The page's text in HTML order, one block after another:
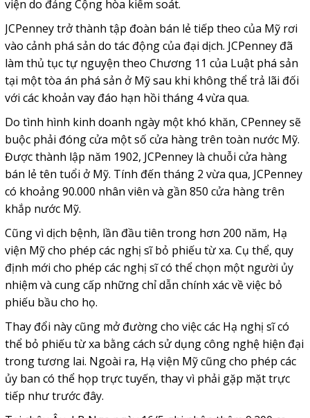
viện do đảng Cộng hòa kiểm soát.
JCPenney trở thành tập đoàn bán lẻ tiếp theo của Mỹ rơi
vào cảnh phá sản do tác động của đại dịch. JCPenney đã
làm thủ tục tự nguyện theo Chương 11 của Luật phá sản
tại một tòa án phá sản ở Mỹ sau khi không thể trả lãi đối
với các khoản vay đáo hạn hồi tháng 4 vừa qua.
Do tình hình kinh doanh ngày một khó khăn, CPenney sẽ
buộc phải đóng cửa một số cửa hàng trên toàn nước Mỹ.
Được thành lập năm 1902, JCPenney là chuỗi cửa hàng
bán lẻ tên tuổi ở Mỹ. Tính đến tháng 2 vừa qua, JCPenney
có khoảng 90.000 nhân viên và gần 850 cửa hàng trên
khắp nước Mỹ.
Cũng vì dịch bệnh, lần đầu tiên trong hơn 200 năm, Hạ
viện Mỹ cho phép các nghị sĩ bỏ phiếu từ xa. Cụ thể, quy
định mới cho phép các nghị sĩ có thể chọn một người ủy
nhiệm và cung cấp những chỉ dẫn chính xác về việc bỏ
phiếu bầu cho họ.
Thay đổi này cũng mở đường cho việc các Hạ nghị sĩ có
thể bỏ phiếu từ xa bằng cách sử dụng công nghệ hiện đại
trong tương lai. Ngoài ra, Hạ viện Mỹ cũng cho phép các
ủy ban có thể họp trực tuyến, thay vì phải gặp mặt trực
tiếp như trước đây.